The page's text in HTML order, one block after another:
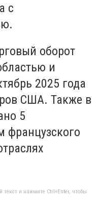
с
оборот
и
2025 года
США. Также в
5
французского
и нажмите Ctrl+Enter, чтобы